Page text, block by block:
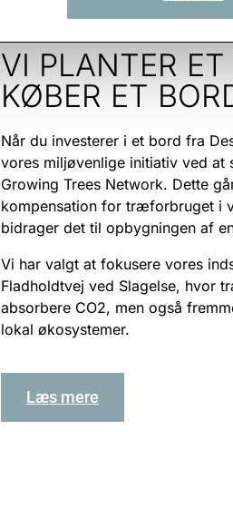
VI PLANTER
KØBER ET
Når du investerer i et bord fra
vores miljøvenlige initiativ ved at
Growing Trees Network. Dette
kompensation for træforbruget i
bidrager det til opbygningen af
Vi har valgt at fokusere vores
Fladholdtvej ved Slagelse, hvor
absorbere CO2, men også
lokal økosystemer.
Læs mere